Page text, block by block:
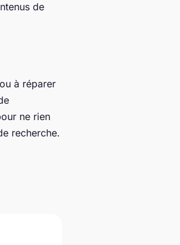
de
à réparer
ne rien
recherche.